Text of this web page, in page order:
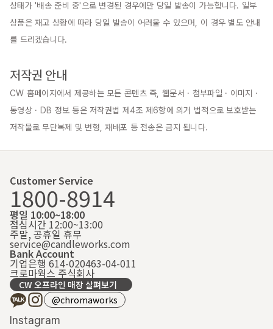
상태가 '배송 준비 중'으로 변경된 경우에만 당일 발송이 가능합니다. 일부
상품은 재고 상황에 따라 당일 발송이 어려울 수 있으며, 이 경우 별도 안내
를 드리겠습니다.
저작권 안내
CW 홈페이지에서 제공하는 모든 콘텐츠 즉, 웹문서 · 첨부파일 · 이미지 ·
동영상 · DB 정보 등은 저작권법 제4조 제6항에 의거 법적으로 보호받는
저작물로 무단복제 및 변형, 재배포 등 전송은 금지 됩니다.
Customer Service
1800-8914
평일 10:00~18:00
점심시간 12:00~13:00
주말, 공휴일 휴무
service@candleworks.com
Bank Account
기업은행 614-020463-04-011
크로마웍스 주식회사
CW 오프라인 매장 살펴보기
@chromaworks
Instagram